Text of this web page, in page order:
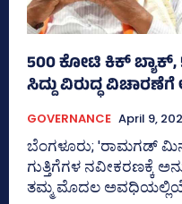
500 ಕೋಟಿ ಕಿಕ್‌
ಸಿದ್ದು ವಿರುದ್ಧ
GOVERNANCE April 9,
ಬೆಂಗಳೂರು; 'ರಾಮಗಡ್‌
ಗುತ್ತಿಗೆಗಳ ನವೀಕರಣಕ್ಕೆ
ತಮ್ಮ ಮೊದಲ